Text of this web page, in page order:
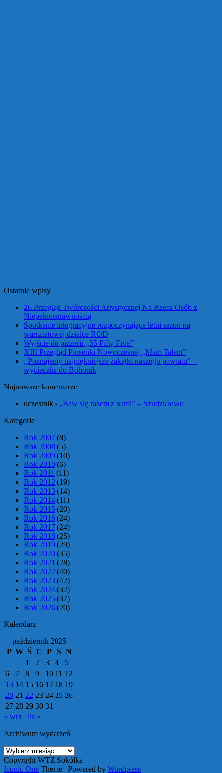
Ostatnie wpisy
26 Przegląd Twórczości Artystycznej Na Rzecz Osób z
Niepełnosprawnością
Spotkanie integracyjne rozpoczynające letni sezon na
warsztatowej działce ROD
Wyjście do pizzerii ,,55 Fifty Five”
XIII Przegląd Piosenki Nowoczesnej „Mam Talent”
,,Poznajemy najpiękniejsze zakątki naszego powiatu” –
wycieczka do Bohonik
Najnowsze komentarze
uczestnik - „Baw się razem z nami” – Szudziałowo
Kategorie
Rok 2007 (8)
Rok 2008 (5)
Rok 2009 (10)
Rok 2010 (6)
Rok 2011 (11)
Rok 2012 (19)
Rok 2013 (14)
Rok 2014 (11)
Rok 2015 (20)
Rok 2016 (24)
Rok 2017 (24)
Rok 2018 (25)
Rok 2019 (29)
Rok 2020 (35)
Rok 2021 (28)
Rok 2022 (40)
Rok 2023 (42)
Rok 2024 (32)
Rok 2025 (37)
Rok 2026 (20)
Kalendarz
październik 2025
P W Ś C P S N
1
2 3 4
5
6
7 8 9 10 11 12
13 14 15 16 17 18 19
20 21 22 23 24 25 26
27 28 29 30 31
« wrz
lis »
Archiwum wydarzeń
Archiwum
wydarzeń
Copyright WTZ Sokółka
Iconic One Theme | Powered by Wordpress